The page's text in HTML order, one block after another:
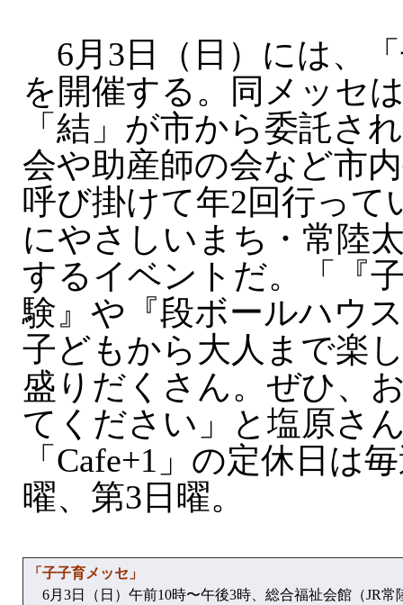
6月3日（日）には、
を開催する。同メッセ
「結」が市から委託さ
会や助産師の会など市
呼び掛けて年2回行って
にやさしいまち・常陸
するイベントだ。「『
験』や『段ボールハウ
子どもから大人まで楽
盛りだくさん。ぜひ、
てください」と塩原さ
「Cafe+1」の定休日は
曜、第3日曜。
「子子育メッセ」
6月3日（日）午前10時〜午後3時、総合福祉会館（JR常